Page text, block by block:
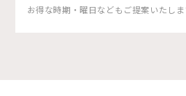
お得な時期・曜日などもご提案いたしま